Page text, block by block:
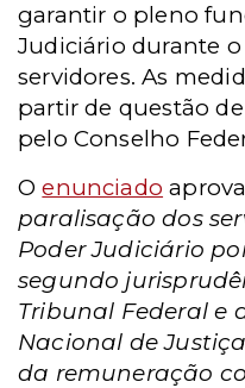
garantir o pleno
Judiciário durante
servidores.As
partir de questão
pelo Conselho
Oenunciado
paralisação dos
Poder Judiciário
segundo
Tribunal Federal e
Nacional de
da remuneração